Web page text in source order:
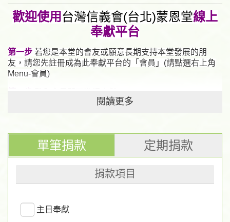
歡迎使用 台灣信義會(台北)蒙恩堂線上
奉獻平台
第一步 若您是本堂的會友或願意長期支持本堂發展的朋
友， 請您先註冊成為此奉獻平台的「會員」(請點選右上角
Menu-會員)
※填寫您的基本資料前，請先點選網頁最下端的「
」詳閱本會的 個人資料保護法告知聲明
始。願神紀念您的擺上！
閱讀更多
單筆捐款 定期捐款
捐款項目
主日奉獻